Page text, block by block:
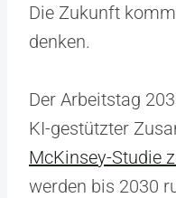
Die Zukunft
denken.
Der Arbeitstag
KI-gestützter
McKinsey-Studie
werden bis 2030